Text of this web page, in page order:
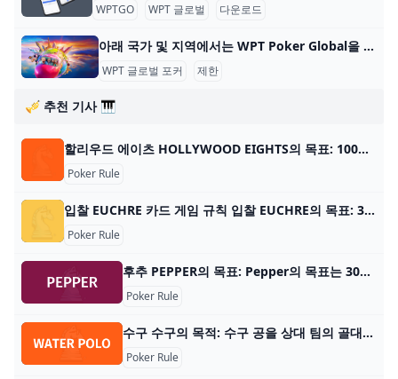
WPTGO WPT 글로벌 다운로드
아래 국가 및 지역에서는 WPT Poker Global을 다운로드하고 플레이할 수 없습니다. WPT Global Poker는 100개 이상의 국가에서 플레이어가 접속할 수 있지만 현지 규정에 따른 특정 제한 사항이 있습니다. 아래 국가 및 지역에서 WPT Poker Global을 다운
WPT 글로벌 포커 제한
🎺 추천 기사 🎹
할리우드 에이츠 HOLLYWOOD EIGHTS의 목표: 100점을 먼저 획득한 플레이어가 승리합니다. 플레이어 수: 2-5명 카드 수: 표준 52 카드 데크 카드 순위: A(높음), K, Q, J, 10, 9, 8,
Poker Rule
입찰 EUCHRE 카드 게임 규칙 입찰 EUCHRE의 목표: 32점을 획득한 첫 번째 팀이 되십시오. 플레이어 수: 4명, 2명으로 구성된 팀 카드 수: 카드 덱 24개, 9 – 에이스 카드 순위: 9(낮
Poker Rule
후추 PEPPER의 목표: Pepper의 목표는 30점에 가장 먼저 도달하는 팀 또는 플레이어가 되는 것입니다. 플레이어 수: 2~4명 재료: 수정된 52개 카드 데크
Poker Rule
수구 수구의 목적: 수구 공을 상대 팀의 골대에 던져 점수를 획득하세요. 플레이어 수: 14명, 각 팀당 7명 재료: 수구공, 수구 골대 2개, 선수당 고글 1쌍, 선수당 수구
Poker Rule